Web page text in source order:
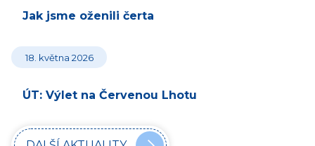
Jak jsme oženili čerta
18. května 2026
ÚT: Výlet na Červenou Lhotu